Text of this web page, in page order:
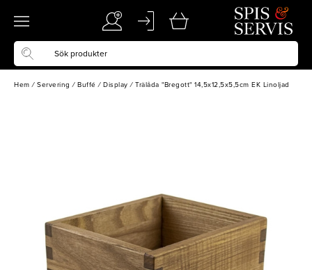
Hem / Servering / Buffé / Display / Trälåda "Bregott" 14,5x12,5x5,5cm EK Linoljad